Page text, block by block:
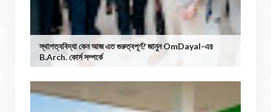
স্থাপত্যবিদ্যা কেন আজ এত গুরুত্বপূর্ণ? জানুন OmDayal-এর
B.Arch. কোর্স সম্পর্কে